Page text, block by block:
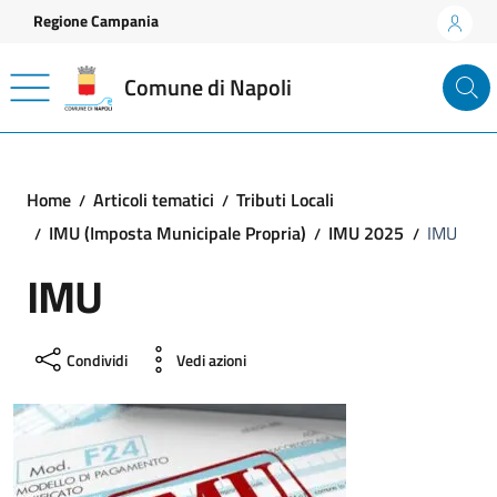
Vai ai contenuti
Vai al footer
Regione Campania
Comune di Napoli
Home Articoli tematici
Tributi Locali
IMU (Imposta Municipale Propria)
IMU 2025 IMU
IMU
Condividi Vedi azioni